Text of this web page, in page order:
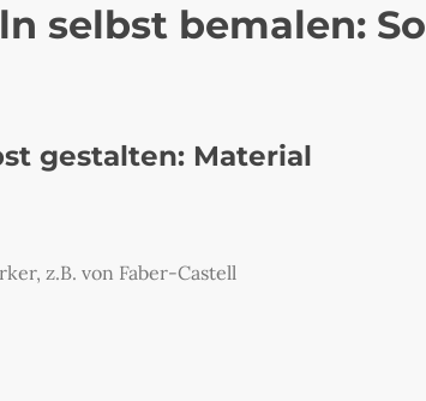
selbst bemalen: So
gestalten: Material
z.B. von Faber-Castell